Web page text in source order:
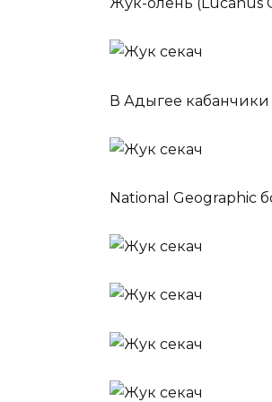
В Адыгее
National Geographic